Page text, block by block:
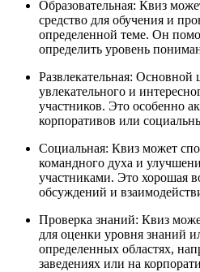
Образовательная: Квиз
средство для обучения и
определенной теме. Он
определить уровень
Развлекательная:
увлекательного и
участников. Это особенно
корпоративов или
Социальная: Квиз может
командного духа и
участниками. Это хорошая
обсуждений и
Проверка знаний: Квиз
для оценки уровня знаний
определенных областях,
заведениях или на